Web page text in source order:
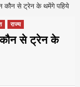
कौन से ट्रेन के थमेंगे पहिये
राज्य
कौन से ट्रेन के